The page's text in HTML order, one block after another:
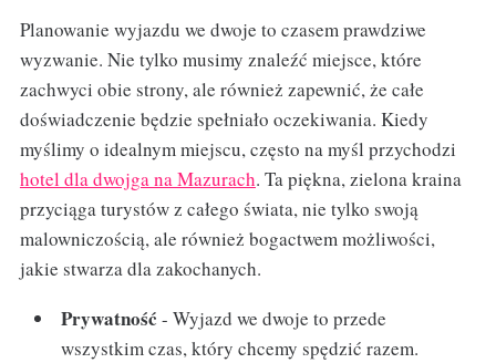
Planowanie wyjazdu we dwoje to czasem prawdziwe
wyzwanie. Nie tylko musimy znaleźć miejsce, które
zachwyci obie strony, ale również zapewnić, że całe
doświadczenie będzie spełniało oczekiwania. Kiedy
myślimy o idealnym miejscu, często na myśl przychodzi
hotel dla dwojga na Mazurach. Ta piękna, zielona kraina
przyciąga turystów z całego świata, nie tylko swoją
malowniczością, ale również bogactwem możliwości,
jakie stwarza dla zakochanych.
Prywatność - Wyjazd we dwoje to przede
wszystkim czas, który chcemy spędzić razem.